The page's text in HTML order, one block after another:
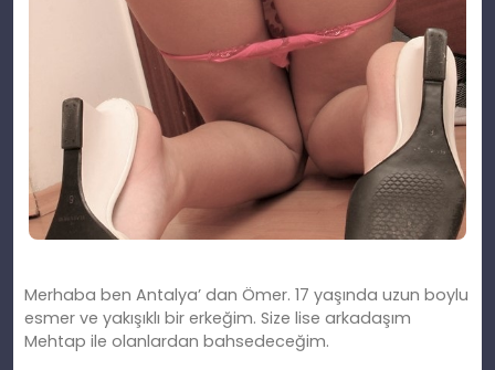
Merhaba ben Antalya’ dan Ömer. 17 yaşında uzun boylu
esmer ve yakışıklı bir erkeğim. Size lise arkadaşım
Mehtap ile olanlardan bahsedeceğim.